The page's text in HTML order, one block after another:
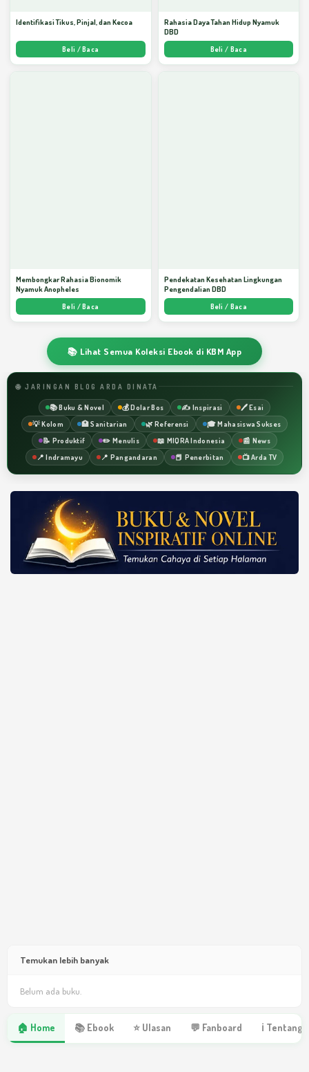
Identifikasi Tikus, Pinjal, dan Kecoa
Beli / Baca
Rahasia Daya Tahan Hidup Nyamuk
DBD
Beli / Baca
Membongkar Rahasia Bionomik
Nyamuk Anopheles
Beli / Baca
Pendekatan Kesehatan Lingkungan
Pengendalian DBD
Beli / Baca
📚 Lihat Semua Koleksi Ebook di KBM App
🌐 JARINGAN BLOG ARDA DINATA
📚 Buku & Novel 💰 Dolar Bos ✍️ Inspirasi
🖊️ Esai
💡 Kolom
🏥 Sanitarian 🌿 Referensi
🎓 Mahasiswa Sukses
📝 Produktif
✏️ Menulis 📖 MIQRA Indonesia
📰 News
📍 Indramayu
📍 Pangandaran 📕 Penerbitan 📺 Arda TV
Temukan lebih banyak
Belum ada buku.
🏠 Home 📚 Ebook ⭐ Ulasan 💬 Fanboard ℹ Tentang